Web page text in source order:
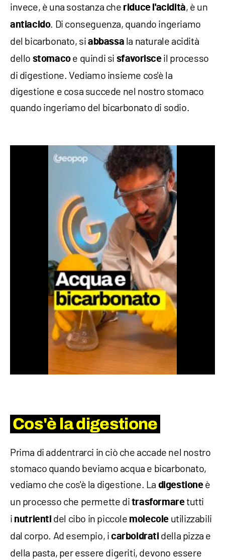
invece, è una sostanza che riduce l'acidità, è un
antiacido. Di conseguenza, quando ingeriamo
del bicarbonato, siabbassa la naturale acidità
dello stomacoe quindi si sfavorisceil processo
di digestione. Vediamo insieme cos'è la
digestione e cosa succede nel nostro stomaco
quando ingeriamo del bicarbonato di sodio.
Cos'è la digestione
Prima di addentrarci in ciò che accade nel nostro
stomaco quando beviamo acqua e bicarbonato,
vediamo che cos'è la digestione. La digestione è
un processo che permette di trasformaretutti
i nutrienti del cibo in piccole molecole utilizzabili
dal corpo. Ad esempio, icarboidrati della pizza e
della pasta, per essere digeriti, devono essere